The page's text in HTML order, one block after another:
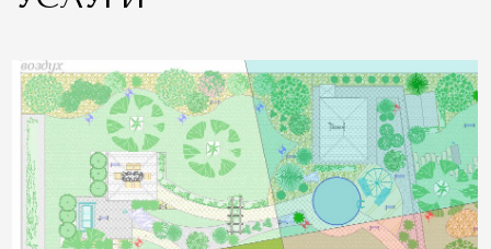
КОРРЕКЦИЯ
· Если есть существующий дом, квартира,
завод, водный транспорт, участок, офис,
общественное здание или участок.
В план коррекции входит: